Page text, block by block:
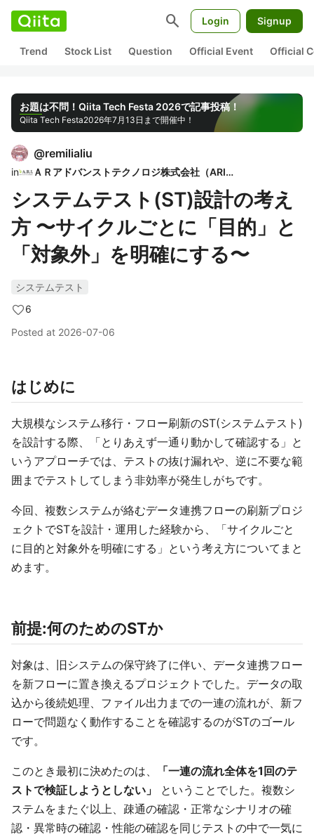
search Login Signup
Trend Stock List Question Official Event Official
お題は不問！Qiita Tech Festa 2026で記事投稿！
Qiita Tech Festa2026年7月13日まで開催中！
@remilialiu
in ＡＲアドバンストテクノロジ株式会社（ARI）
システムテスト(ST)設計の考え
方 〜サイクルごとに「目的」と
「対象外」を明確にする〜
システムテスト
6
Posted at 2026-07-06
はじめに
大規模なシステム移行・フロー刷新のST(システムテスト)
を設計する際、「とりあえず一通り動かして確認する」と
いうアプローチでは、テストの抜け漏れや、逆に不要な範
囲までテストしてしまう非効率が発生しがちです。
今回、複数システムが絡むデータ連携フローの刷新プロジ
ェクトでSTを設計・運用した経験から、「サイクルごと
に目的と対象外を明確にする」という考え方についてまと
めます。
前提:何のためのSTか
対象は、旧システムの保守終了に伴い、データ連携フロー
を新フローに置き換えるプロジェクトでした。データの取
込から後続処理、ファイル出力までの一連の流れが、新フ
ローで問題なく動作することを確認するのがSTのゴール
です。
このとき最初に決めたのは、
「一連の流れ全体を1回のテ
ストで検証しようとしない」
ということでした。複数シ
ステムをまたぐ以上、疎通の確認・正常なシナリオの確
認・異常時の確認・性能の確認を同じテストの中で一気に